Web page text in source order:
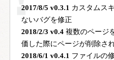
2017/8/5 v0.3.1 カスタムス
2018/2/3 v0.4 複数のページ
2018/6/1 v0.4.1